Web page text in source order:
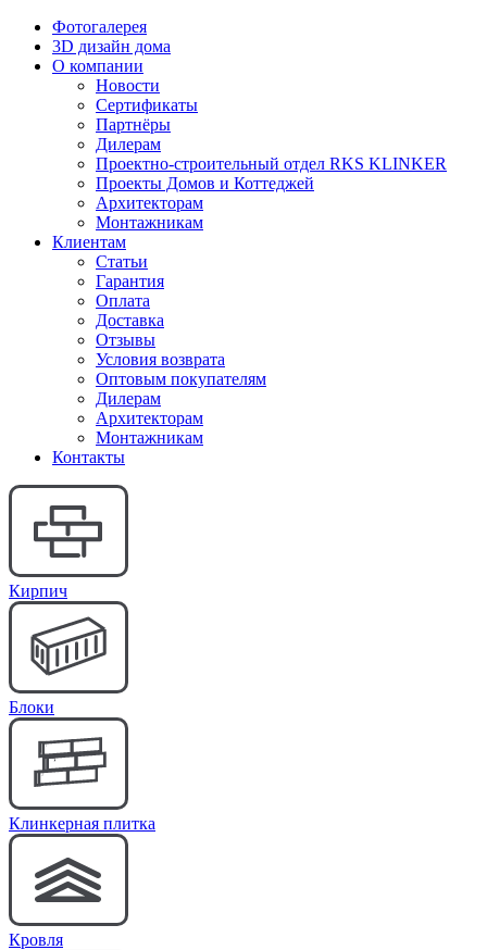
Фотогалерея
3D дизайн дома
О компании
Новости
Сертификаты
Партнёры
Дилерам
Проектно-строительный отдел RKS KLINKER
Проекты Домов и Коттеджей
Архитекторам
Монтажникам
Клиентам
Статьи
Гарантия
Оплата
Доставка
Отзывы
Условия возврата
Оптовым покупателям
Дилерам
Архитекторам
Монтажникам
Контакты
Кирпич
Блоки
Клинкерная плитка
Кровля